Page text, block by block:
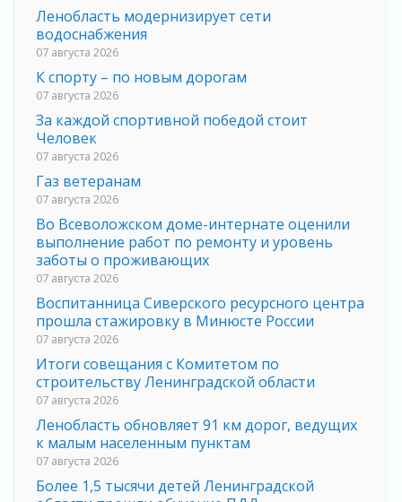
Ленобласть модернизирует сети
водоснабжения
07 августа 2026
К спорту – по новым дорогам
07 августа 2026
За каждой спортивной победой стоит
Человек
07 августа 2026
Газ ветеранам
07 августа 2026
Во Всеволожском доме-интернате оценили
выполнение работ по ремонту и уровень
заботы о проживающих
07 августа 2026
Воспитанница Сиверского ресурсного центра
прошла стажировку в Минюсте России
07 августа 2026
Итоги совещания с Комитетом по
строительству Ленинградской области
07 августа 2026
Ленобласть обновляет 91 км дорог, ведущих
к малым населенным пунктам
07 августа 2026
Более 1,5 тысячи детей Ленинградской